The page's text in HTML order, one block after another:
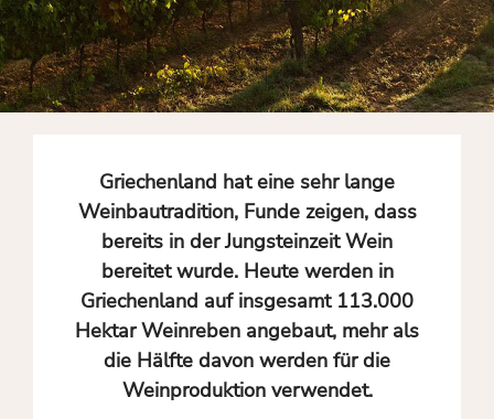
Griechenland hat eine sehr lange
Weinbautradition, Funde zeigen, dass
bereits in der Jungsteinzeit Wein
bereitet wurde. Heute werden in
Griechenland auf insgesamt 113.000
Hektar Weinreben angebaut, mehr als
die Hälfte davon werden für die
Weinproduktion verwendet.